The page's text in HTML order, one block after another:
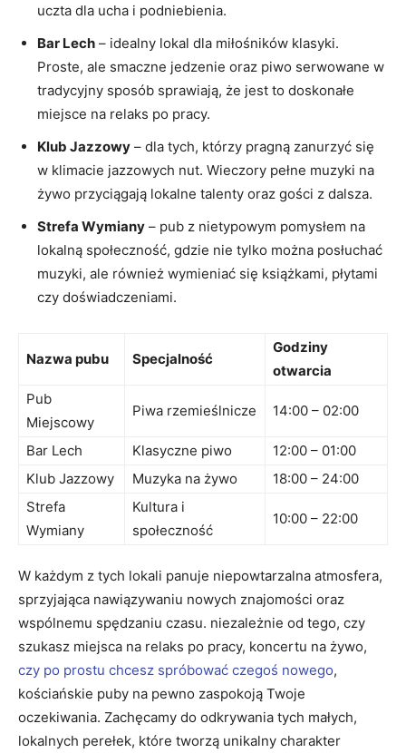
uczta dla ucha i podniebienia.
Bar Lech – idealny lokal dla miłośników klasyki.
Proste, ale smaczne jedzenie oraz piwo serwowane w
tradycyjny sposób sprawiają, że jest to doskonałe
miejsce na relaks po pracy.
Klub Jazzowy – dla tych, którzy pragną zanurzyć się
w klimacie jazzowych nut. Wieczory pełne muzyki na
żywo przyciągają lokalne talenty oraz gości z dalsza.
Strefa Wymiany – pub z nietypowym pomysłem na
lokalną społeczność, gdzie nie tylko można posłuchać
muzyki, ale również wymieniać się książkami, płytami
czy doświadczeniami.
Nazwa pubu Specjalność
Godziny
otwarcia
Pub
Miejscowy
Piwa rzemieślnicze 14:00 – 02:00
Bar Lech Klasyczne piwo
12:00 – 01:00
Klub Jazzowy
Muzyka na żywo
18:00 – 24:00
Strefa
Wymiany
Kultura i
społeczność
10:00 – 22:00
W każdym z tych lokali panuje niepowtarzalna atmosfera,
sprzyjająca nawiązywaniu nowych znajomości oraz
wspólnemu spędzaniu czasu. niezależnie od tego, czy
szukasz miejsca na relaks po pracy, koncertu na żywo,
czy po prostu chcesz spróbować czegoś nowego,
kościańskie puby na pewno zaspokoją Twoje
oczekiwania. Zachęcamy do odkrywania tych małych,
lokalnych perełek, które tworzą unikalny charakter